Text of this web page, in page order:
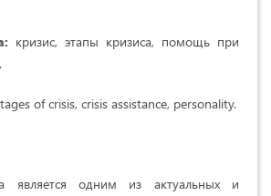
кризис, этапы кризиса, помощь при
of crisis, crisis assistance, personality.
является одним из актуальных и